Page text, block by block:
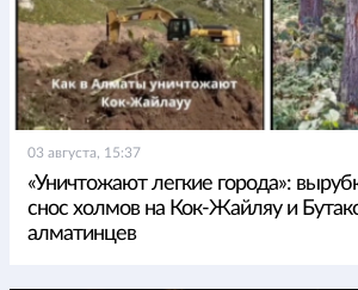
03 августа, 15:37
«Уничтожают легкие города»:
снос холмов на Кок-Жайляу и
алматинцев